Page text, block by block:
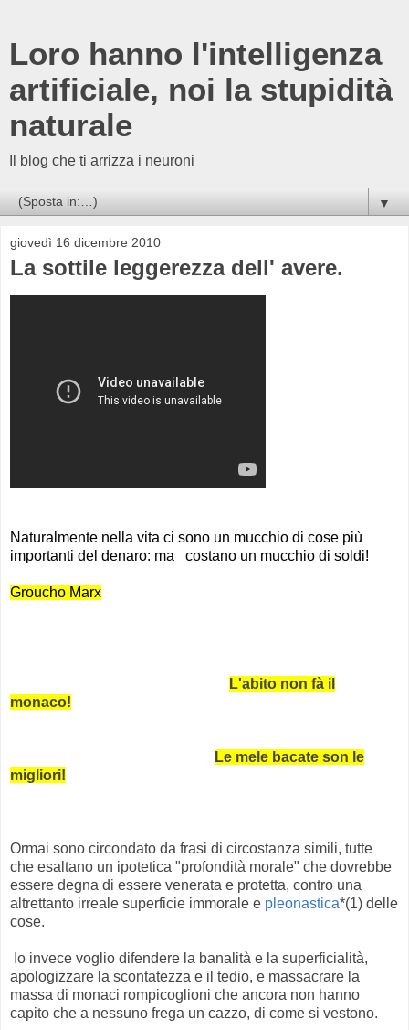
Loro hanno l'intelligenza
artificiale, noi la stupidità
naturale
Il blog che ti arrizza i neuroni
▼
giovedì 16 dicembre 2010
La sottile leggerezza dell' avere.
Naturalmente nella vita ci sono un mucchio di cose più
importanti del denaro: ma costano un mucchio di soldi!
Groucho Marx
L'abito non fà il
monaco!
Le mele bacate son le
migliori!
Ormai sono circondato da frasi di circostanza simili, tutte
che esaltano un ipotetica "profondità morale" che dovrebbe
essere degna di essere venerata e protetta, contro una
altrettanto irreale superficie immorale e pleonastica*(1) delle
cose.
Io invece voglio difendere la banalità e la superficialità,
apologizzare la scontatezza e il tedio, e massacrare la
massa di monaci rompicoglioni che ancora non hanno
capito che a nessuno frega un cazzo, di come si vestono.